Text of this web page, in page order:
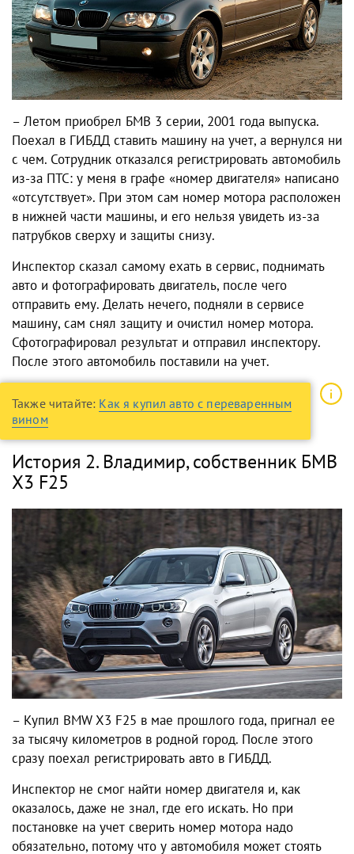
– Летом приобрел БМВ 3 серии, 2001 года выпуска.
Поехал в ГИБДД ставить машину на учет, а вернулся ни
с чем. Сотрудник отказался регистрировать автомобиль
из-за ПТС: у меня в графе «номер двигателя» написано
«отсутствует». При этом сам номер мотора расположен
в нижней части машины, и его нельзя увидеть из-за
патрубков сверху и защиты снизу.
Инспектор сказал самому ехать в сервис, поднимать
авто и фотографировать двигатель, после чего
отправить ему. Делать нечего, подняли в сервисе
машину, сам снял защиту и очистил номер мотора.
Сфотографировал результат и отправил инспектору.
После этого автомобиль поставили на учет.
Также читайте: Как я купил авто с переваренным
вином
История 2. Владимир, собственник БМВ
Х3 F25
– Купил BMW X3 F25 в мае прошлого года, пригнал ее
за тысячу километров в родной город. После этого
сразу поехал регистрировать авто в ГИБДД.
Инспектор не смог найти номер двигателя и, как
оказалось, даже не знал, где его искать. Но при
постановке на учет сверить номер мотора надо
обязательно, потому что у автомобиля может стоять